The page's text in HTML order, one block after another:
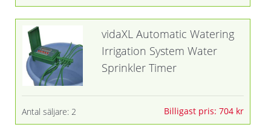
vidaXL Automatic Watering
Irrigation System Water
Sprinkler Timer
Antal säljare: 2 Billigast pris: 704 kr